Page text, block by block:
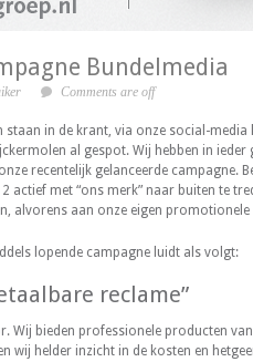
Bundelmedia
Comments are off
staan in de krant, via onze social-
al gespot. Wij hebben in
recentelijk gelanceerde campagne.
actief met “ons merk” naar buiten te
alvorens aan onze eigen promotionele
lopende campagne luidt als volgt:
reclame”
Wij bieden professionele producten
wij helder inzicht in de kosten en